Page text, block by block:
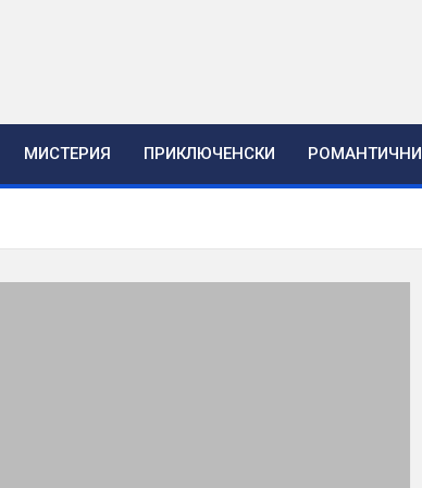
МИСТЕРИЯ ПРИКЛЮЧЕНСКИ РОМАНТИЧНИ